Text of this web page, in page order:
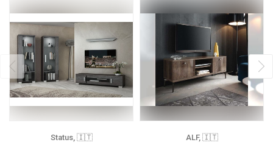
Status, 🇮🇹 ALF, 🇮🇹